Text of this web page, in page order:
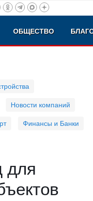
ОБЩЕСТВО
Новости компаний
Финансы и Банки
для